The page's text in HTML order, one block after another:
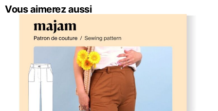
Vous aimerez aussi